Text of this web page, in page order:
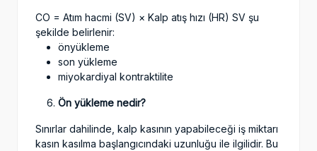
CO = Atım hacmi (SV) × Kalp atış hızı (HR) SV şu
şekilde belirlenir:
önyükleme
son yükleme
miyokardiyal kontraktilite
Ön yükleme nedir?
Sınırlar dahilinde, kalp kasının yapabileceği iş miktarı
kasın kasılma başlangıcındaki uzunluğu ile ilgilidir. Bu